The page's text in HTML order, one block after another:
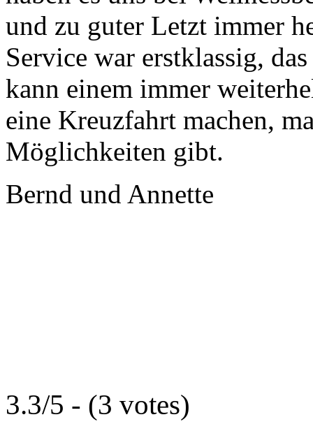
und zu guter Letzt immer
Service war erstklassig,
kann einem immer
eine Kreuzfahrt machen,
Möglichkeiten gibt.
Bernd und Annette
3.3/5 - (3 votes)